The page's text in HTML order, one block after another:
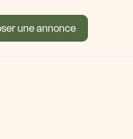
une annonce